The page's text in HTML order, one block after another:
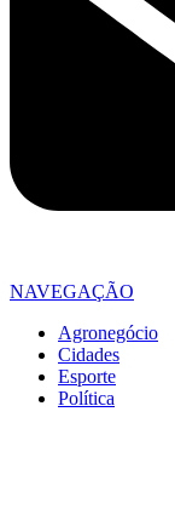
NAVEGAÇÃO
Agronegócio
Cidades
Esporte
Política